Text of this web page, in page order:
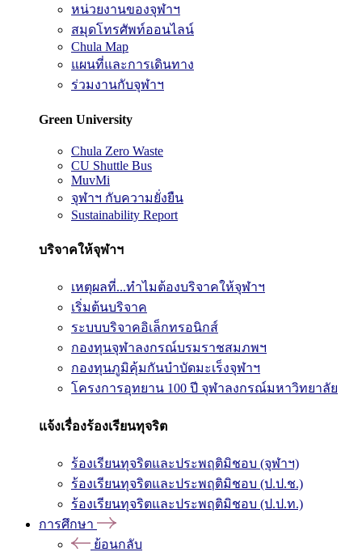
หน่วยงานของจุฬาฯ
สมุดโทรศัพท์ออนไลน์
Chula Map
แผนที่และการเดินทาง
ร่วมงานกับจุฬาฯ
Green University
Chula Zero Waste
CU Shuttle Bus
MuvMi
จุฬาฯ กับความยั่งยืน
Sustainability Report
บริจาคให้จุฬาฯ
เหตุผลที่...ทำไมต้องบริจาคให้จุฬาฯ
เริ่มต้นบริจาค
ระบบบริจาคอิเล็กทรอนิกส์
กองทุนจุฬาลงกรณ์บรมราชสมภพฯ
กองทุนภูมิคุ้มกันบำบัดมะเร็งจุฬาฯ
โครงการอุทยาน 100 ปี จุฬาลงกรณ์มหาวิทยาลัย
แจ้งเรื่องร้องเรียนทุจริต
ร้องเรียนทุจริตและประพฤติมิชอบ (จุฬาฯ)
ร้องเรียนทุจริตและประพฤติมิชอบ (ป.ป.ช.)
ร้องเรียนทุจริตและประพฤติมิชอบ (ป.ป.ท.)
การศึกษา
ย้อนกลับ